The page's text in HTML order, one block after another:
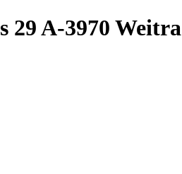
29A-3970 Weitra